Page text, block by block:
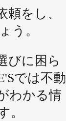
をし、
う。
びに困ら
では不動
わかる情
。